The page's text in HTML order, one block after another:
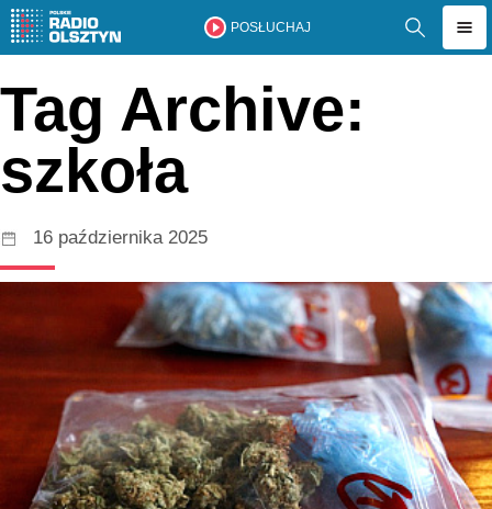
POSŁUCHAJ
Tag Archive:
szkoła
16 października 2025